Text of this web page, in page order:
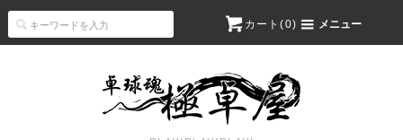
カート(0) メニュー